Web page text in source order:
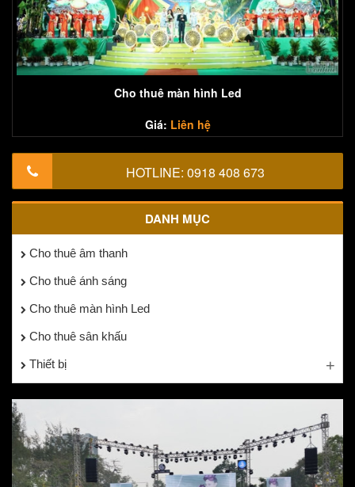
Cho thuê màn hình Led
Giá: Liên hệ
HOTLINE: 0918 408 673
DANH MỤC
Cho thuê âm thanh
Cho thuê ánh sáng
Cho thuê màn hình Led
Cho thuê sân khấu
Thiết bị